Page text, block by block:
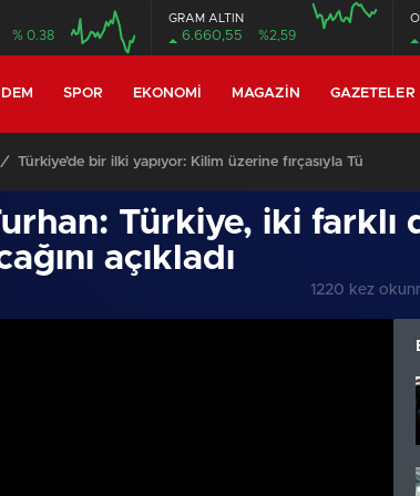
% 0.38
GRAM ALTIN
6.660,55 %2,59
SPOR EKONOMI MAGAZIN GAZETELER
fırçasıyla Türk tarihini resmediyor..
Türkiye, iki farklı
açıkladı
1220 kez